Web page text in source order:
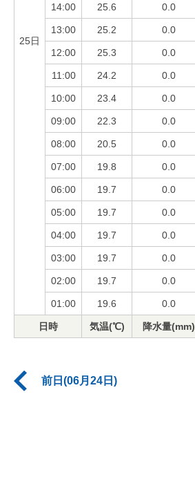
25日
14:00 25.6 0.0
13:00 25.2 0.0
12:00 25.3 0.0
11:00 24.2 0.0
10:00 23.4 0.0
09:00 22.3 0.0
08:00 20.5 0.0
07:00 19.8 0.0
06:00 19.7 0.0
05:00 19.7 0.0
04:00 19.7 0.0
03:00 19.7 0.0
02:00 19.7 0.0
01:00 19.6 0.0
日時 気温(℃) 降水量(mm)
前日(06月24日)